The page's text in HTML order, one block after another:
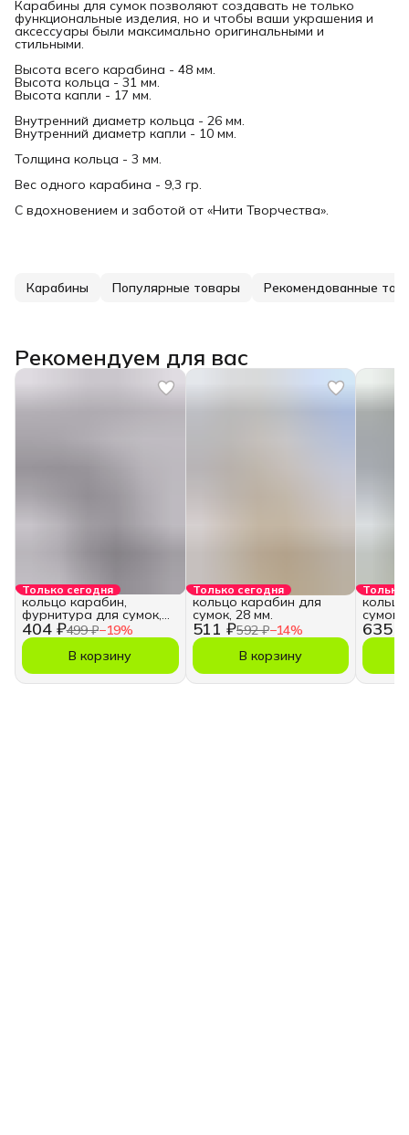
Карабины для сумок позволяют создавать не только
функциональные изделия, но и чтобы ваши украшения и
аксессуары были максимально оригинальными и
стильными.
Высота всего карабина - 48 мм.
Высота кольца - 31 мм.
Высота капли - 17 мм.
Внутренний диаметр кольца - 26 мм.
Внутренний диаметр капли - 10 мм.
Толщина кольца - 3 мм.
Вес одного карабина - 9,3 гр.
С вдохновением и заботой от «Нити Творчества».
Карабины Популярные товары Рекомендованные
Рекомендуем для вас
Только сегодня
404 ₽499 ₽−19%
кольцо карабин,
фурнитура для сумок,
28 мм.
В корзину
Только сегодня
511 ₽592 ₽−14%
кольцо карабин для
сумок, 28 мм.
В корзину
Только
635 ₽
сумок,